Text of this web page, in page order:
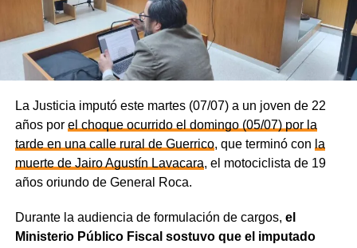
La Justicia imputó este martes (07/07) a un joven de 22
años por el choque ocurrido el domingo (05/07) por la
tarde en una calle rural de Guerrico, que terminó con la
muerte de Jairo Agustín Lavacara, el motociclista de 19
años oriundo de General Roca.
Durante la audiencia de formulación de cargos, el
Ministerio Público Fiscal sostuvo que el imputado